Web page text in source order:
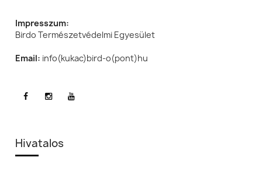
Impresszum:
Birdo Természetvédelmi Egyesület
Email: info(kukac)bird-o(pont)hu
Hivatalos